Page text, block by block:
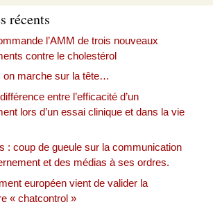
récents
l’AMM de trois nouveaux
contre le cholestérol
on marche sur la tête…
entre l’efficacité d’un
lors d’un essai clinique et dans la vie
: coup de gueule sur la communication
et des médias à ses ordres.
européen vient de valider la
« chatcontrol »